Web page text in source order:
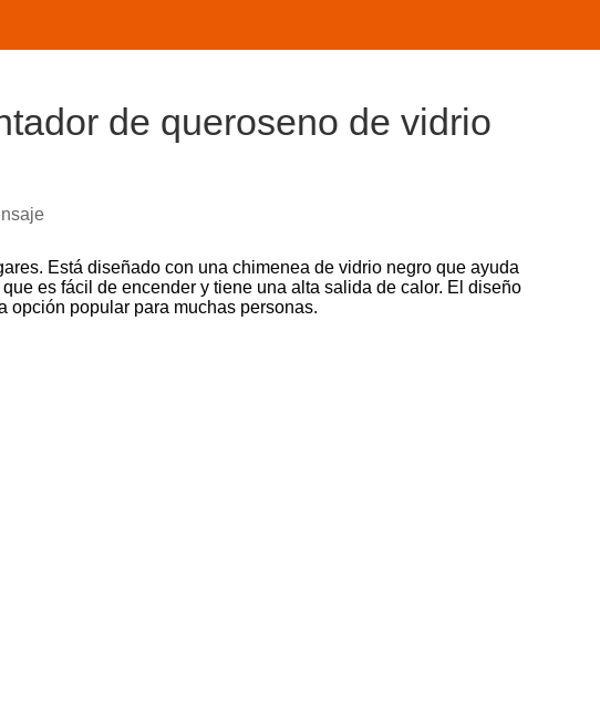
de queroseno de vidrio
Está diseñado con una chimenea de vidrio negro que ayuda
es fácil de encender y tiene una alta salida de calor. El diseño
opción popular para muchas personas.